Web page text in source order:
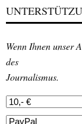
Wenn Ihnen unser
des
Journalismus.